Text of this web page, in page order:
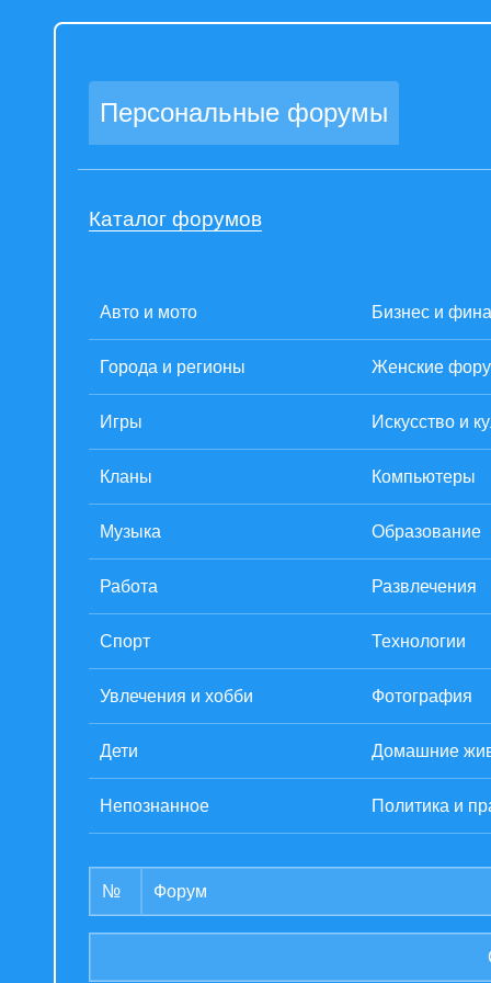
Персональные форумы
Каталог форумов
Авто и мото Бизнес и
Города и регионы Женские
Игры Искусство и
Кланы Компьютеры
Музыка Образование
Работа Развлечения
Спорт Технологии
Увлечения и хобби Фотография
Дети Домашние
Непознанное Политика и
№ Форум